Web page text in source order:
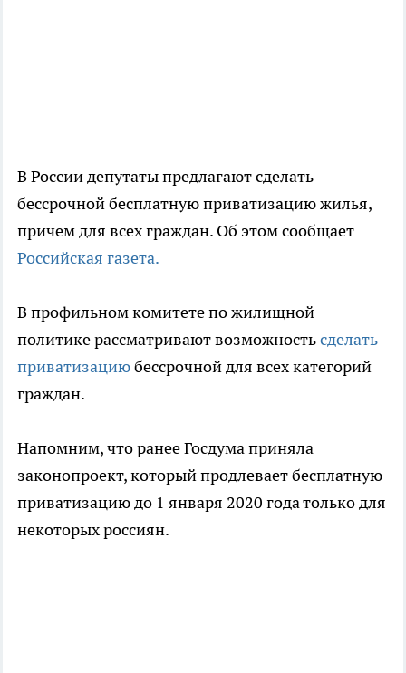
В России депутаты предлагают сделать
бессрочной бесплатную приватизацию жилья,
причем для всех граждан. Об этом сообщает
Российская газета.
В профильном комитете по жилищной
политике рассматривают возможностьсделать
приватизациюбессрочной для всех категорий
граждан.
Напомним, что ранее Госдума приняла
законопроект, который продлевает бесплатную
приватизацию до 1 января 2020 года только для
некоторых россиян.